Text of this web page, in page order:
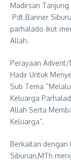
Madirsan
Pdt.Banner
parhalado ikut
Allah.
Perayaan
Hadir Untuk
Sub Tema
Keluarga
Allah Serta
Keluarga”.
Berkaitan dengan
Siburian,MTh